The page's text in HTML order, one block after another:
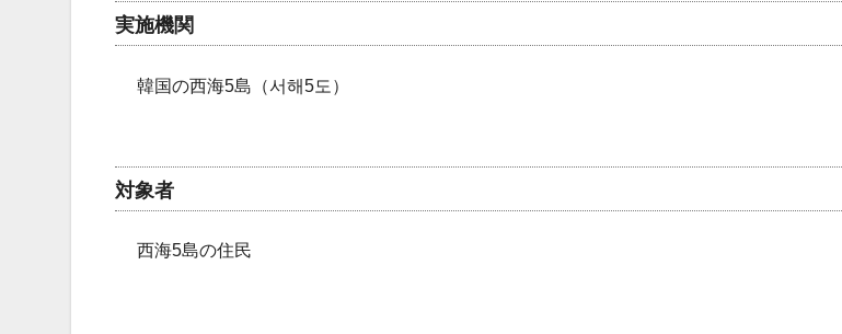
実施機関
韓国の西海5島（서해5도）
対象者
西海5島の住民